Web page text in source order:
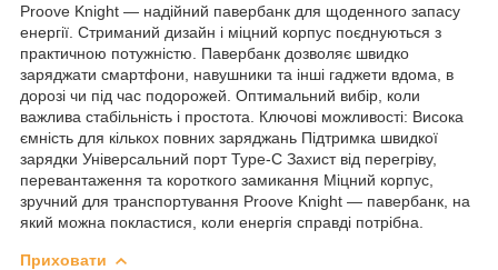
Proove Knight — надійний павербанк для щоденного запасу
енергії. Стриманий дизайн і міцний корпус поєднуються з
практичною потужністю. Павербанк дозволяє швидко
заряджати смартфони, навушники та інші гаджети вдома, в
дорозі чи під час подорожей. Оптимальний вибір, коли
важлива стабільність і простота. Ключові можливості: Висока
ємність для кількох повних заряджань Підтримка швидкої
зарядки Універсальний порт Type-C Захист від перегріву,
перевантаження та короткого замикання Міцний корпус,
зручний для транспортування Proove Knight — павербанк, на
який можна покластися, коли енергія справді потрібна.
Приховати